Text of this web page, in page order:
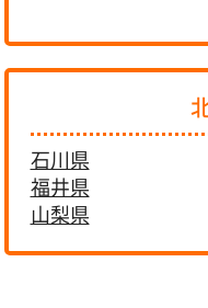
石川県
福井県
山梨県